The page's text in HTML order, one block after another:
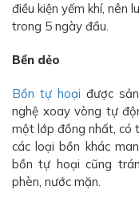
điều kiện yếm khí, nên
trong 5 ngày đầu.
Bền dẻo
Bồn tự hoại được
nghệ xoay vòng tự
một lớp đồng nhất, có
các loại bồn khác
bồn tự hoại cũng
phèn, nước mặn.